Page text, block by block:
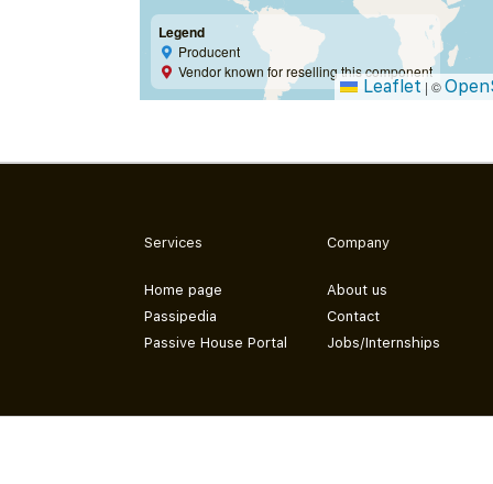
Legend
Producent
Vendor known for reselling this component
Leaflet | ©
Services
Home page
Passipedia
Passive House Portal
Company
About us
Contact
Jobs/Internships